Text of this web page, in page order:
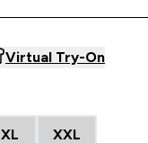
Virtual Try-On
XL XXL